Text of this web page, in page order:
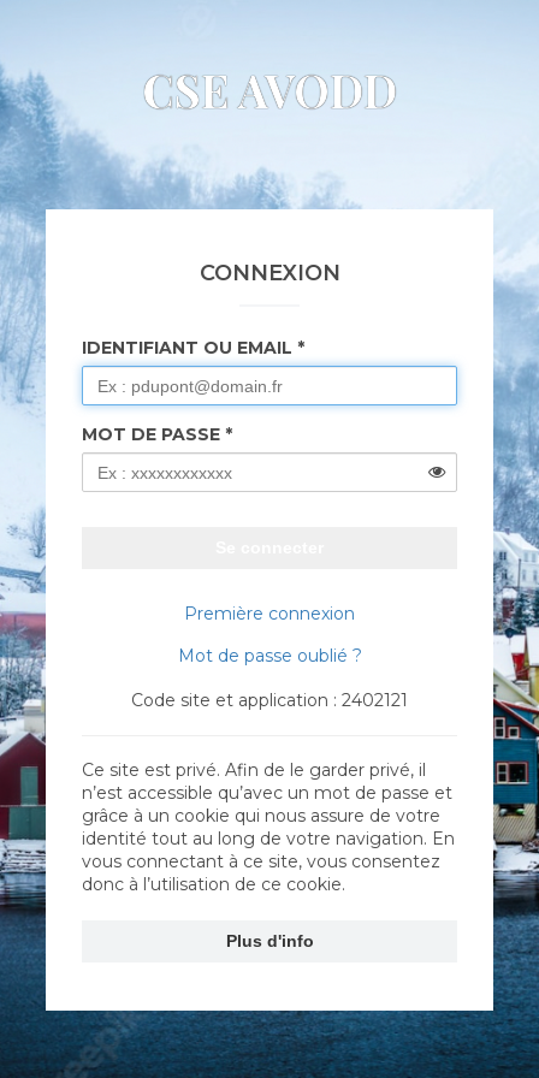
CSE AVODD
CONNEXION
IDENTIFIANT OU EMAIL
MOT DE PASSE
Première connexion
Mot de passe oublié ?
Code site et application : 2402121
Ce site est privé. Afin de le garder privé, il
n’est accessible qu’avec un mot de passe et
grâce à un cookie qui nous assure de votre
identité tout au long de votre navigation. En
vous connectant à ce site, vous consentez
donc à l’utilisation de ce cookie.
Plus d'info